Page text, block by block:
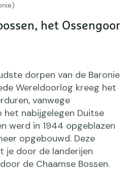
het Ossengoor
dorpen van de Baronie
Wereldoorlog kreeg het
vanwege
nabijgelegen Duitse
werd in 1944 opgeblazen
opgebouwd. Deze
je door de landerijen
de Chaamse Bossen.